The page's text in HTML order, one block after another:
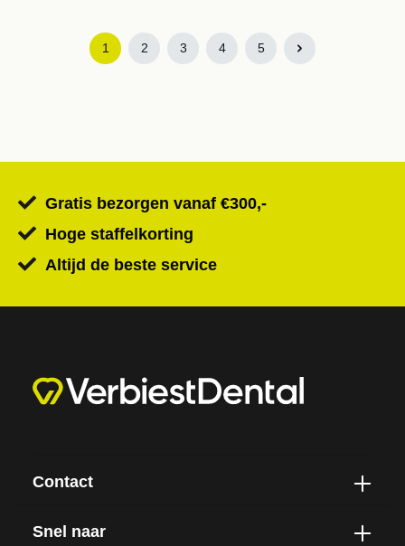
1 2 3 4 5
Gratis bezorgen vanaf €300,-
Hoge staffelkorting
Altijd de beste service
Contact
Snel naar